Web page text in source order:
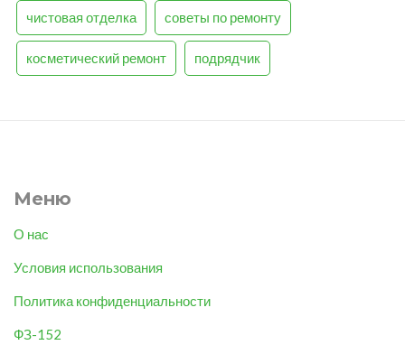
чистовая отделка советы по ремонту
косметический ремонт подрядчик
Меню
О нас
Условия использования
Политика конфиденциальности
ФЗ-152